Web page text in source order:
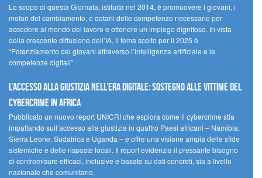
Lo scopo di questa Giornata, istituita nel 2014, è promuovere i giovani, i
motori del cambiamento, e dotarli delle competenze necessarie per
accedere al mondo del lavoro e ottenere un impiego dignitoso. In vista
della crescente diffusione dell’IA, il tema scelto per il 2025 è
“Potenziamento dei giovani attraverso l’intelligenza artificiale e le
competenze digitali”.
L’accesso alla giustizia nell’era digitale: sostegno alle vittime del
cybercrime in Africa
Pubblicato un nuovo report UNICRI che esplora come il cybercrime stia
impattando sull’accesso alla giustizia in quattro Paesi africani – Namibia,
Sierra Leone, Sudafrica e Uganda – e offre una visione ampia delle sfide
sistemiche e delle risposte locali. Il report evidenzia il pressante bisogno
di contromisure efficaci, inclusive e basate su dati concreti, sia a livello
nazionale che comunitario.